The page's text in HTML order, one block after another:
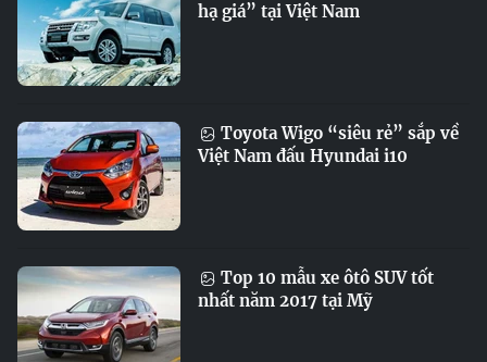
hạ giá” tại Việt Nam
Toyota Wigo “siêu rẻ” sắp về
Việt Nam đấu Hyundai i10
Top 10 mẫu xe ôtô SUV tốt
nhất năm 2017 tại Mỹ